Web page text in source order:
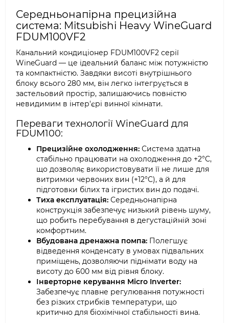
Середньонапірна прецизійна
система: Mitsubishi Heavy WineGuard
FDUM100VF2
Канальний кондиціонер FDUM100VF2 серії
WineGuard — це ідеальний баланс між потужністю
та компактністю. Завдяки висоті внутрішнього
блоку всього 280 мм, він легко інтегрується в
застельовий простір, залишаючись повністю
невидимим в інтер'єрі винної кімнати.
Переваги технології WineGuard для
FDUM100:
Прецизійне охолодження: Система здатна
стабільно працювати на охолодження до +2°C,
що дозволяє використовувати її не лише для
витримки червоних вин (+12°C), а й для
підготовки білих та ігристих вин до подачі.
Тиха експлуатація: Середньонапірна
конструкція забезпечує низький рівень шуму,
що робить перебування в дегустаційній зоні
комфортним.
Вбудована дренажна помпа: Полегшує
відведення конденсату в умовах підвальних
приміщень, дозволяючи піднімати воду на
висоту до 600 мм від рівня блоку.
Інверторне керування Micro Inverter:
Забезпечує плавне регулювання потужності
без різких стрибків температури, що
критично для біохімічної стабільності вина.